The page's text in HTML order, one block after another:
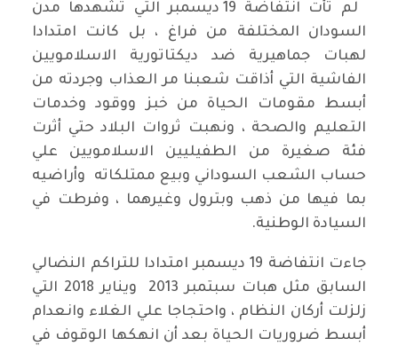
لم تأت انتفاضة 19 ديسمبر التي تشهدها مدن
السودان المختلفة من فراغ ، بل كانت امتدادا
لهبات جماهيرية ضد ديكتاتورية الاسلامويين
الفاشية التي أذاقت شعبنا مر العذاب وجردته من
أبسط مقومات الحياة من خبز ووقود وخدمات
التعليم والصحة ، ونهبت ثروات البلاد حتي أثرت
فئة صغيرة من الطفيليين الاسلامويين علي
حساب الشعب السوداني وبيع ممتلكاته وأراضيه
بما فيها من ذهب وبترول وغيرهما ، وفرطت في
السيادة الوطنية.
جاءت انتفاضة 19 ديسمبر امتدادا للتراكم النضالي
السابق مثل هبات سبتمبر 2013 ويناير 2018 التي
زلزلت أركان النظام ، واحتجاجا علي الغلاء وانعدام
أبسط ضروريات الحياة بعد أن انهكها الوقوف في